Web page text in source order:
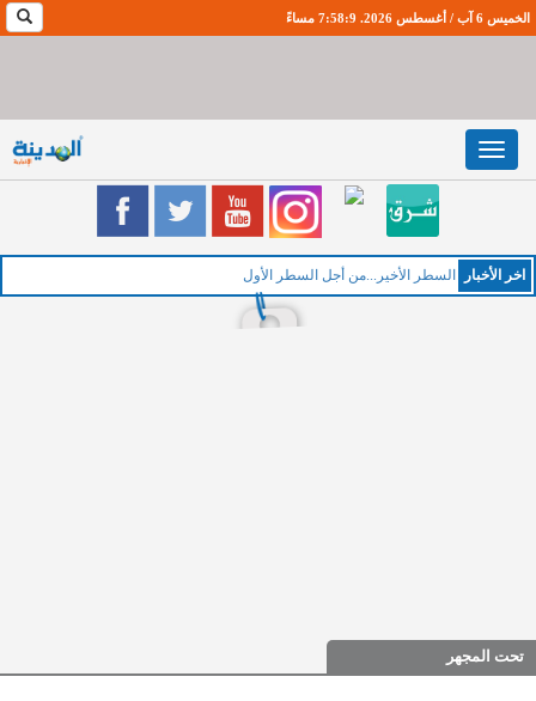
الخميس 6 آب / أغسطس 2026. 7:58:10 مساءً
Toggle
navigation
اخر اﻷخبار الخم
تحت المجهر